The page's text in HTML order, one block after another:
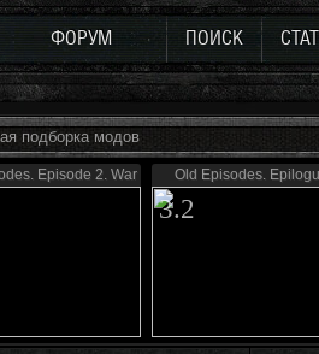
ФОРУМ ПОИСК
подборка модов
Episode 2. War of Zone.Old Episodes.
3.2